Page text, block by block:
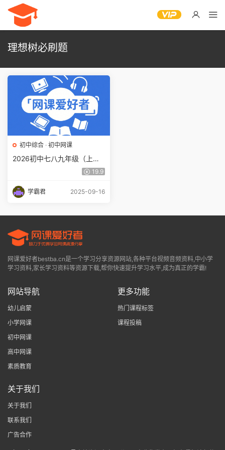
理想树必刷题
初中综合 · 初中网课
2026初中七八九年级（上）
理想树必刷题系列 百度网盘19.9
学霸君 2025-09-16
网课爱好者bestba.cn是一个学习分享资源网站,各种平台视频音频资料,中小学
学习资料,家长学习资料等资源下载,帮你快速提升学习水平,成为真正的学霸!
网站导航
幼儿启蒙
小学网课
初中网课
高中网课
素质教育
更多功能
热门课程标签
课程投稿
关于我们
关于我们
联系我们
广告合作